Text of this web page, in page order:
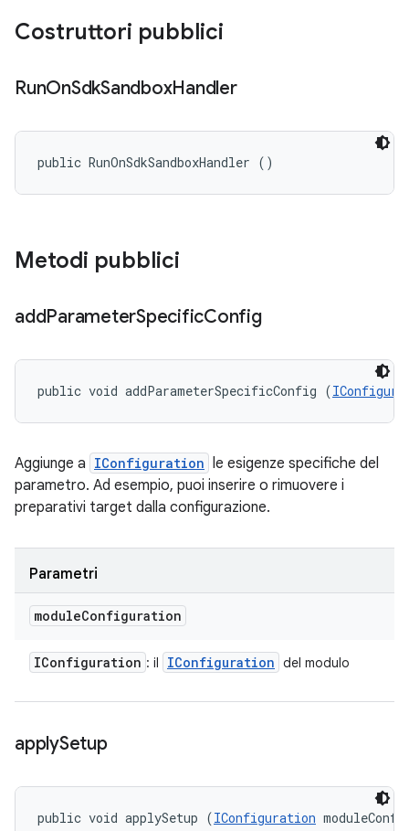
Costruttori pubblici
RunOnSdkSandboxHandler
public RunOnSdkSandboxHandler ()
Metodi pubblici
addParameterSpecificConfig
public void addParameterSpecificConfig (
Aggiunge a IConfiguration le esigenze specifiche del
parametro. Ad esempio, puoi inserire o rimuovere i
preparativi target dalla configurazione.
Parametri
moduleConfiguration
IConfiguration : il IConfiguration del modulo
applySetup
public void applySetup (IConfiguration